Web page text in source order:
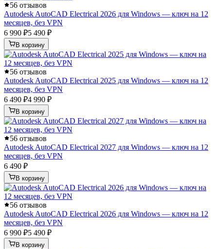
56 отзывов
Autodesk AutoCAD Electrical 2026 для Windows — ключ на 12
месяцев, без VPN
6 990 ₽5 490 ₽
В корзину
56 отзывов
Autodesk AutoCAD Electrical 2025 для Windows — ключ на 12
месяцев, без VPN
6 490 ₽4 990 ₽
В корзину
56 отзывов
Autodesk AutoCAD Electrical 2027 для Windows — ключ на 12
месяцев, без VPN
6 490 ₽
В корзину
56 отзывов
Autodesk AutoCAD Electrical 2026 для Windows — ключ на 12
месяцев, без VPN
6 990 ₽5 490 ₽
В корзину